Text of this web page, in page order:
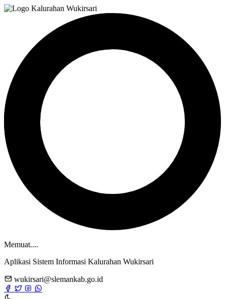
Memuat....
Aplikasi Sistem Informasi Kalurahan Wukirsari
wukirsari@slemankab.go.id